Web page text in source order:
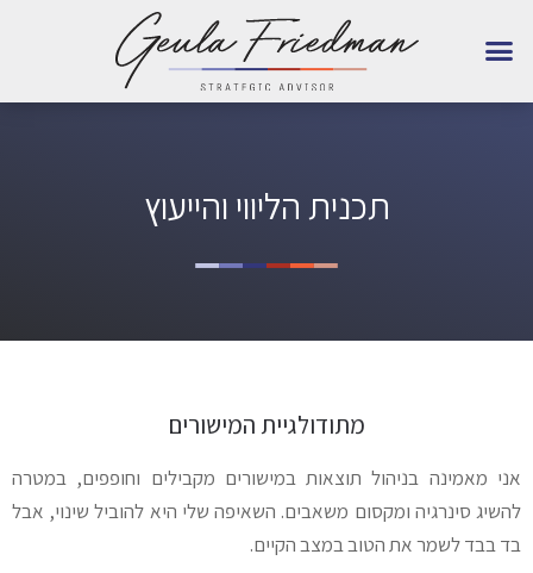
תכנית הליווי והייעוץ
מתודולגיית המישורים
אני מאמינה בניהול תוצאות במישורים מקבילים וחופפים, במטרה
להשיג סינרגיה ומקסום משאבים. השאיפה שלי היא להוביל שינוי, אבל
בד בבד לשמר את הטוב במצב הקיים.